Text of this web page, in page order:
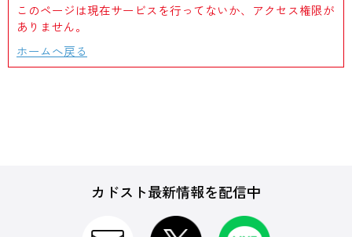
このページは現在サービスを行ってないか、アクセス権限が
ありません。
ホームへ戻る
カドスト最新情報を配信中